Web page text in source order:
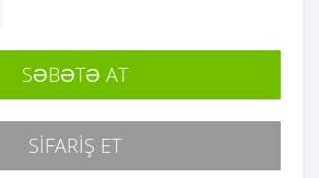
SƏBƏTƏ AT
SIFARIŞ ET